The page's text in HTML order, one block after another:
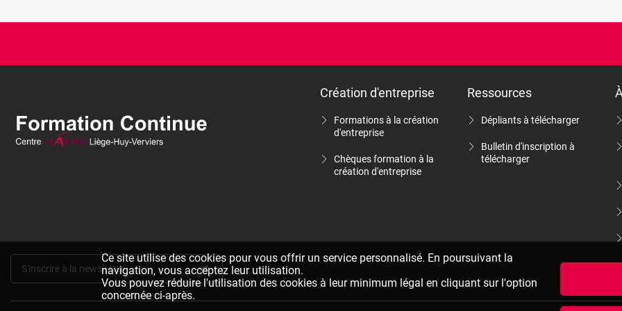
Ce site utilise des cookies pour vous offrir un service personnalisé. En poursuivant la
navigation, vous acceptez leur utilisation.
Vous pouvez réduire l'utilisation des cookies à leur minimum légal en cliquant sur l'option
concernée ci-après.
S'inscrire à la newsletter
Création d'entreprise
Formations à la création
d'entreprise
Chèques formation à la
création d'entreprise
Ressources
Dépliants à télécharger
Bulletin d'inscription à
télécharger